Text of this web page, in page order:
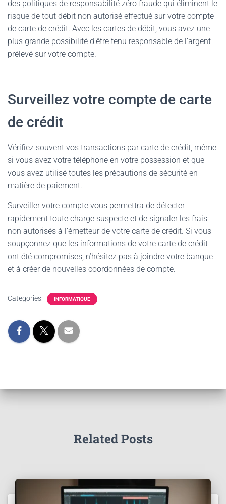
des politiques de responsabilité zéro fraude qui éliminent le
risque de tout débit non autorisé effectué sur votre compte
de carte de crédit. Avec les cartes de débit, vous avez une
plus grande possibilité d’être tenu responsable de l’argent
prélevé sur votre compte.
Surveillez votre compte de carte
de crédit
Vérifiez souvent vos transactions par carte de crédit, même
si vous avez votre téléphone en votre possession et que
vous avez utilisé toutes les précautions de sécurité en
matière de paiement.
Surveiller votre compte vous permettra de détecter
rapidement toute charge suspecte et de signaler les frais
non autorisés à l’émetteur de votre carte de crédit. Si vous
soupçonnez que les informations de votre carte de crédit
ont été compromises, n’hésitez pas à joindre votre banque
et à créer de nouvelles coordonnées de compte.
Categories: INFORMATIQUE
Related Posts